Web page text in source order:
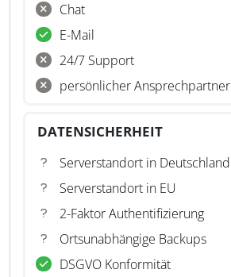
Chat
E-Mail
24/7 Support
persönlicher Ansprechpartner
DATENSICHERHEIT
Serverstandort in Deutschland
Serverstandort in EU
2-Faktor Authentifizierung
Ortsunabhängige Backups
DSGVO Konformität